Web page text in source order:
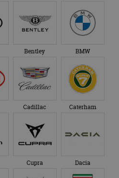
Bentley BMW
Cadillac Caterham
Cupra Dacia